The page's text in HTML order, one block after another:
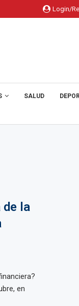
Login/
SALUD
de la
en